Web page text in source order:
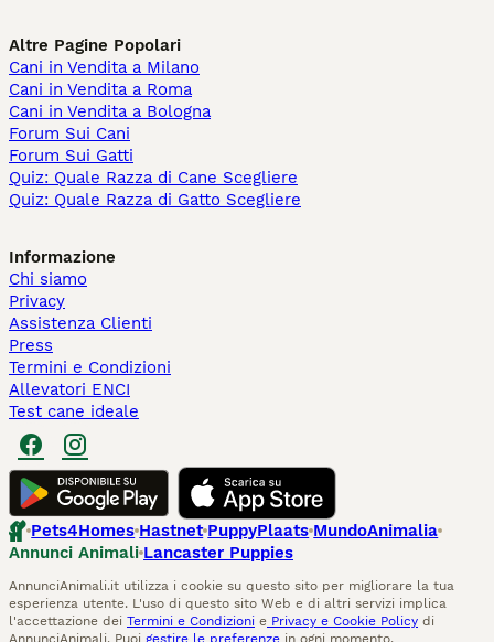
Altre Pagine Popolari
Cani in Vendita a Milano
Cani in Vendita a Roma
Cani in Vendita a Bologna
Forum Sui Cani
Forum Sui Gatti
Quiz: Quale Razza di Cane Scegliere
Quiz: Quale Razza di Gatto Scegliere
Informazione
Chi siamo
Privacy
Assistenza Clienti
Press
Termini e Condizioni
Allevatori ENCI
Test cane ideale
Pets4Homes Hastnet PuppyPlaats MundoAnimalia
Annunci Animali Lancaster Puppies
AnnunciAnimali.it utilizza i cookie su questo sito per migliorare la tua
esperienza utente. L'uso di questo sito Web e di altri servizi implica
l'accettazione dei Termini e Condizioni e Privacy e Cookie Policy di
AnnunciAnimali. Puoi gestire le preferenze in ogni momento.